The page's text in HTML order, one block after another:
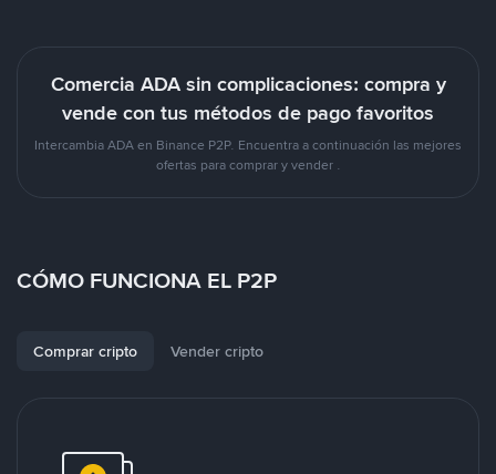
Comercia ADA sin complicaciones: compra y
vende con tus métodos de pago favoritos
Intercambia ADA en Binance P2P. Encuentra a continuación las mejores
ofertas para comprar y vender .
CÓMO FUNCIONA EL P2P
Comprar cripto Vender cripto